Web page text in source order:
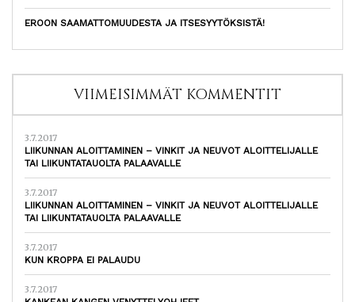
EROON SAAMATTOMUUDESTA JA ITSESYYTÖKSISTÄ!
VIIMEISIMMÄT KOMMENTIT
3.7.2017
LIIKUNNAN ALOITTAMINEN – VINKIT JA NEUVOT ALOITTELIJALLE
TAI LIIKUNTATAUOLTA PALAAVALLE
3.7.2017
LIIKUNNAN ALOITTAMINEN – VINKIT JA NEUVOT ALOITTELIJALLE
TAI LIIKUNTATAUOLTA PALAAVALLE
3.7.2017
KUN KROPPA EI PALAUDU
3.7.2017